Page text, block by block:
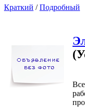
Краткий /Подробный